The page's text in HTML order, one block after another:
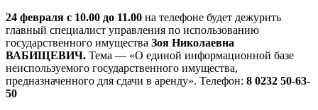
24 февраля с 10.00 до 11.00 на телефоне будет дежурить
главный специалист управления по использованию
государственного имущества Зоя Николаевна
ВАБИЩЕВИЧ. Тема — «О единой информационной базе
неиспользуемого государственного имущества,
предназначенного для сдачи в аренду». Телефон: 8 0232 50-63-
50